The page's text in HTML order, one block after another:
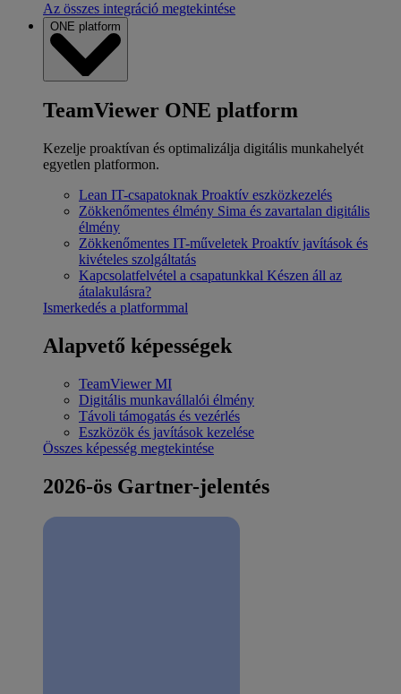
Az összes integráció megtekintése
ONE platform
TeamViewer ONE platform
Kezelje proaktívan és optimalizálja digitális munkahelyét
egyetlen platformon.
Lean IT-csapatoknak Proaktív eszközkezelés
Zökkenőmentes élmény Sima és zavartalan digitális
élmény
Zökkenőmentes IT-műveletek Proaktív javítások és
kivételes szolgáltatás
Kapcsolatfelvétel a csapatunkkal Készen áll az
átalakulásra?
Ismerkedés a platformmal
Alapvető képességek
TeamViewer MI
Digitális munkavállalói élmény
Távoli támogatás és vezérlés
Eszközök és javítások kezelése
Összes képesség megtekintése
2026-ös Gartner-jelentés